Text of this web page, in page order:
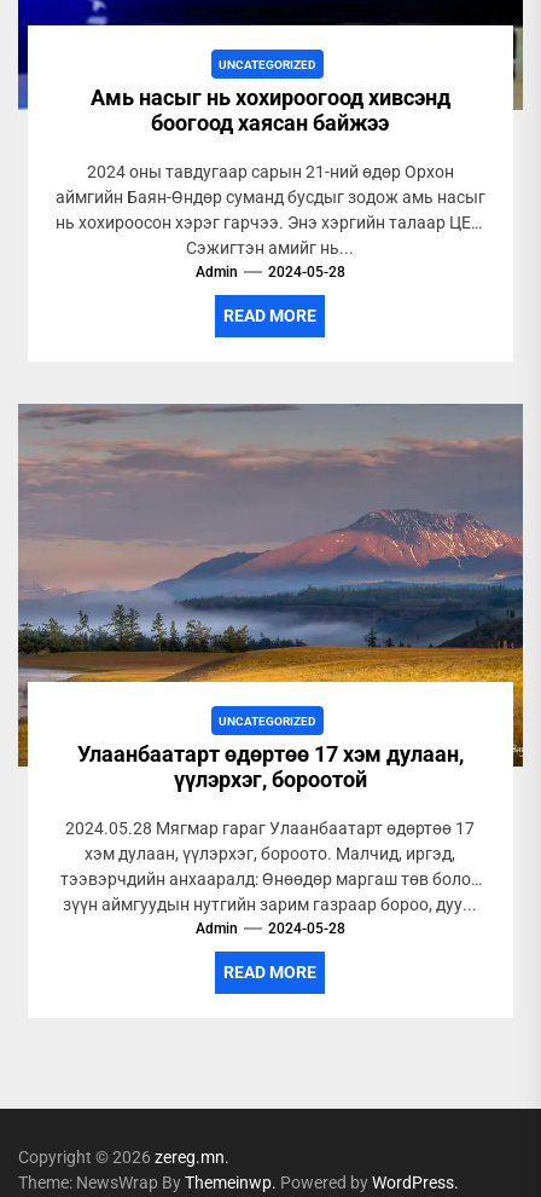
UNCATEGORIZED
Амь насыг нь хохироогоод хивсэнд
боогоод хаясан байжээ
2024 оны тавдугаар сарын 21-ний өдөр Орхон
аймгийн Баян-Өндөр суманд бусдыг зодож амь насыг
нь хохироосон хэрэг гарчээ. Энэ хэргийн талаар ЦЕГ:
Сэжигтэн амийг нь...
Admin 2024-05-28
READ MORE
UNCATEGORIZED
Улаанбаатарт өдөртөө 17 хэм дулаан,
үүлэрхэг, бороотой
2024.05.28 Мягмар гараг Улаанбаатарт өдөртөө 17
хэм дулаан, үүлэрхэг, бороото. Малчид, иргэд,
тээвэрчдийн анхааралд: Өнөөдөр маргаш төв болон
зүүн аймгуудын нутгийн зарим газраар бороо, дуу...
Admin 2024-05-28
READ MORE
Copyright © 2026 zereg.mn.
Theme: NewsWrap ByThemeinwp. Powered byWordPress.